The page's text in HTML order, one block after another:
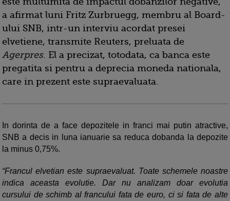
a afirmat luni Fritz Zurbruegg, membru al Board-
ului SNB, intr-un interviu acordat presei
elvetiene, transmite Reuters, preluata de
Agerpres. El a precizat, totodata, ca banca este
pregatita si pentru a deprecia moneda nationala,
care in prezent este supraevaluata.
In dorinta de a face depozitele in franci mai putin atractive,
SNB a decis in luna ianuarie sa reduca dobanda la depozite
la minus 0,75%.
“Francul elvetian este supraevaluat. Toate schemele noastre
indica aceasta evolutie. Dar nu analizam doar evolutia
cursului de schimb al francului fata de euro, ci si fata de alte